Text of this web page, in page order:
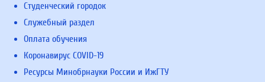
Студенческий городок
Служебный раздел
Оплата обучения
Коронавирус COVID-19
Ресурсы Минобрнауки России и ИжГТУ